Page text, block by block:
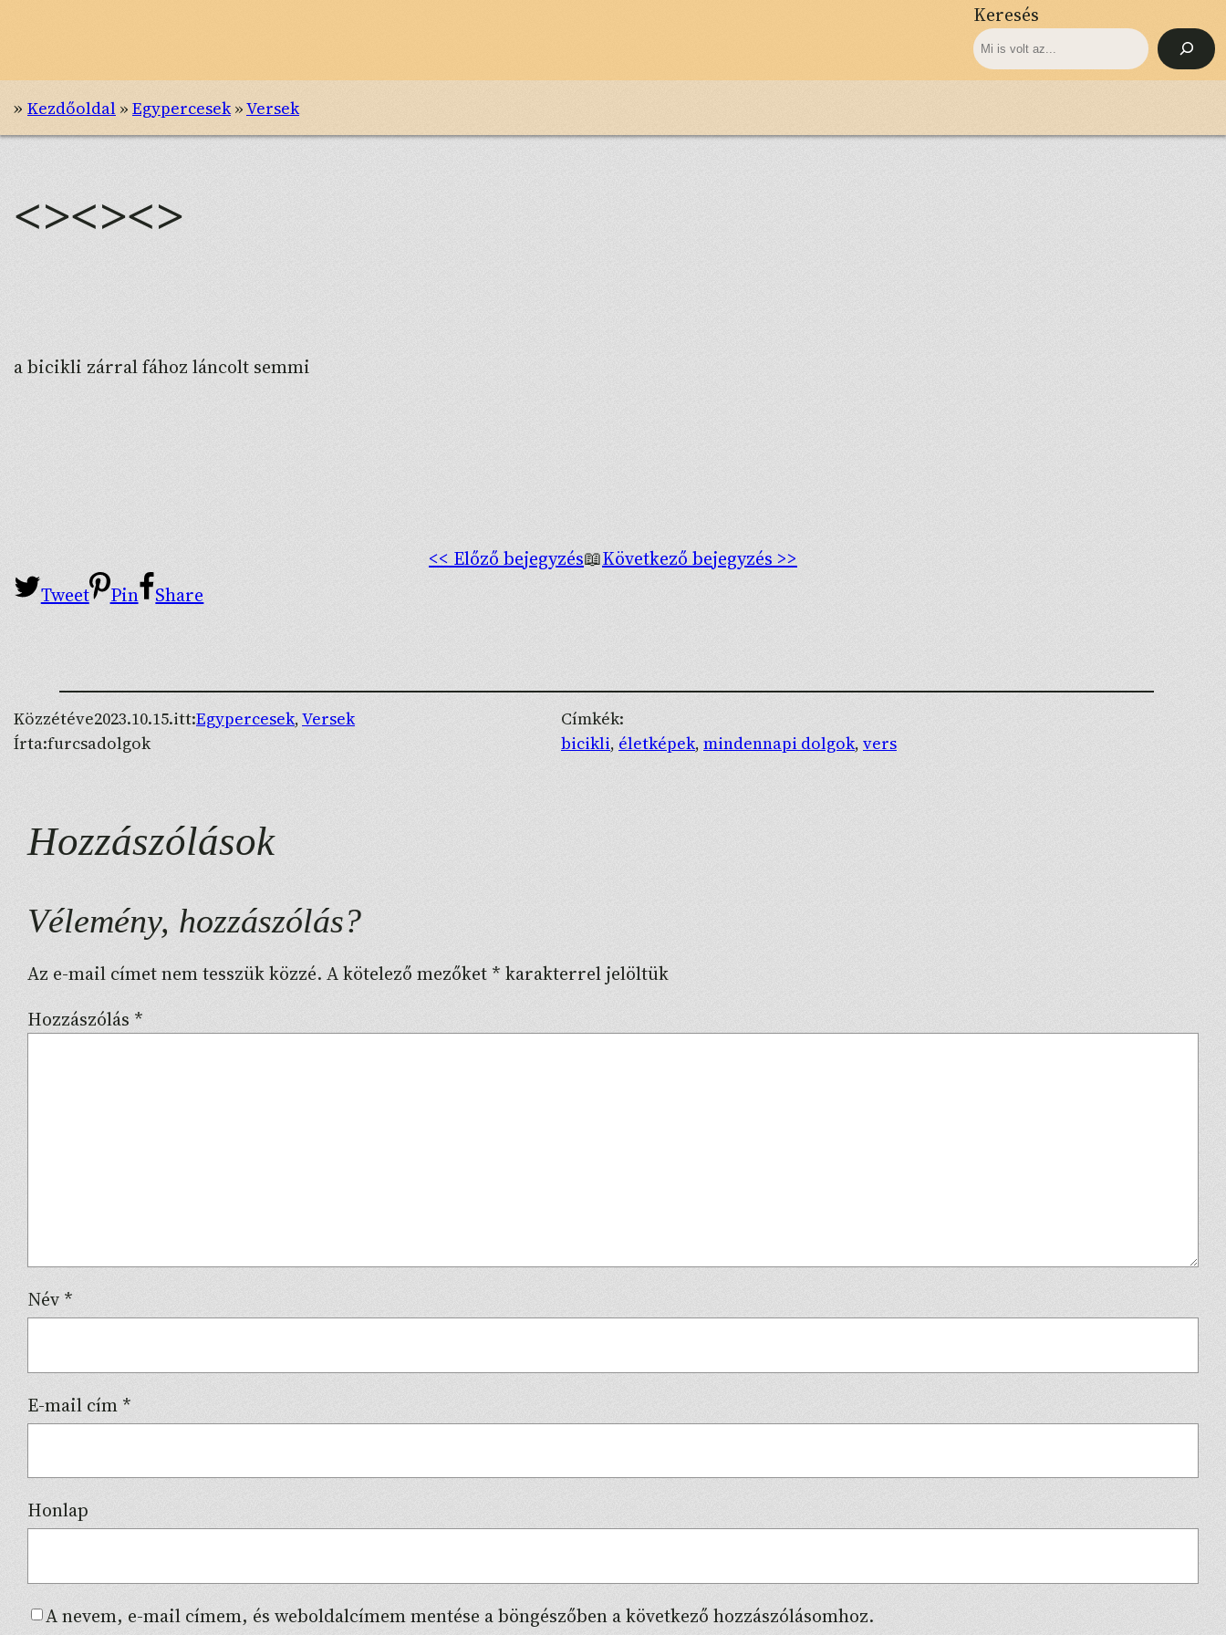
Keresés
» Kezdőoldal » Egypercesek»Versek
<><><>
a bicikli zárral fához láncolt semmi
<< Előző bejegyzés📖Következő bejegyzés >>
Tweet
Pin Share
Közzétéve2023.10.15.itt:Egypercesek, Versek
Írta:furcsadolgok
Címkék:
bicikli, életképek, mindennapi dolgok, vers
Hozzászólások
Vélemény, hozzászólás?
Az e-mail címet nem tesszük közzé. A kötelező mezőket * karakterrel jelöltük
Hozzászólás *
Név *
E-mail cím *
Honlap
A nevem, e-mail címem, és weboldalcímem mentése a böngészőben a következő hozzászólásomhoz.